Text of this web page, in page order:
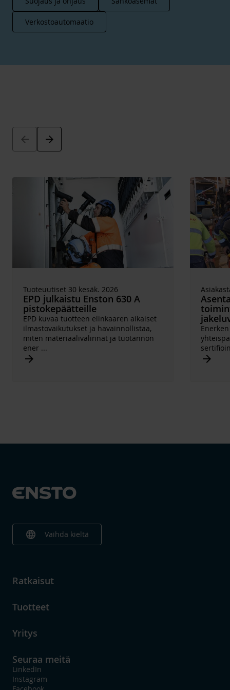
Verkostoautomaatio
Arrow_back Arrow_forward
Tuoteuutiset 30 kesäk. 2026
EPD julkaistu Enston 630 A
pistokepäätteille
EPD kuvaa tuotteen elinkaaren aikaiset
ilmastovaikutukset ja havainnollistaa,
miten materiaalivalinnat ja tuotannon
ener ...
Arrow_forward Arrow_forward
language Vaihda kieltä
Ratkaisut
Tuotteet
Yritys
Seuraa meitä
LinkedIn
Instagram